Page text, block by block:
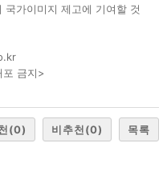
가이미지 제고에 기여할 것
금지>
(0) 비추천(0) 목록